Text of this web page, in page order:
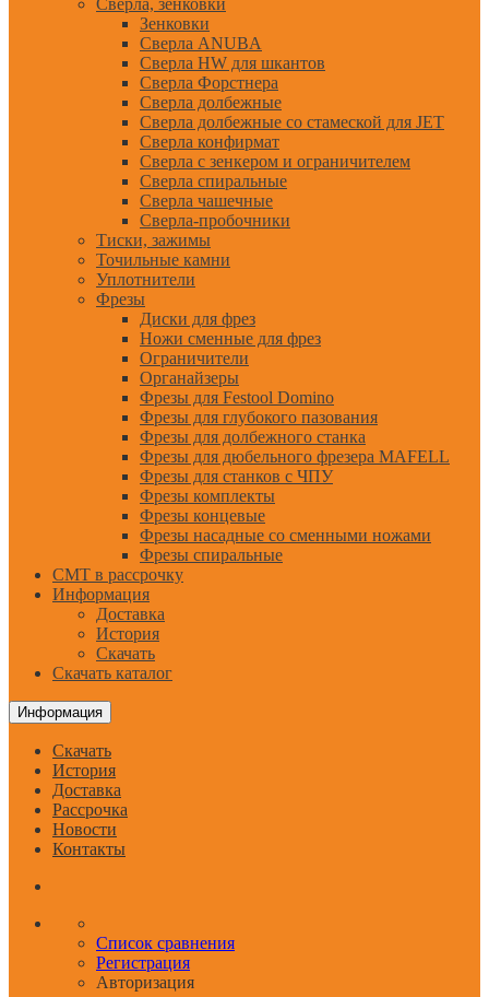
Сверла, зенковки
Зенковки
Сверла ANUBA
Сверла HW для шкантов
Сверла Форстнера
Сверла долбежные
Сверла долбежные со стамеской для JET
Сверла конфирмат
Сверла с зенкером и ограничителем
Сверла спиральные
Сверла чашечные
Сверла-пробочники
Тиски, зажимы
Точильные камни
Уплотнители
Фрезы
Диски для фрез
Ножи сменные для фрез
Ограничители
Органайзеры
Фрезы для Festool Domino
Фрезы для глубокого пазования
Фрезы для долбежного станка
Фрезы для дюбельного фрезера MAFELL
Фрезы для станков с ЧПУ
Фрезы комплекты
Фрезы концевые
Фрезы насадные со сменными ножами
Фрезы спиральные
CMT в рассрочку
Информация
Доставка
История
Скачать
Скачать каталог
Информация
Скачать
История
Доставка
Рассрочка
Новости
Контакты
Список сравнения
Регистрация
Авторизация